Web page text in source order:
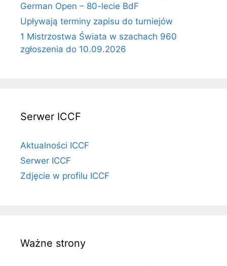
German Open – 80-lecie BdF
Upływają terminy zapisu do turniejów
1 Mistrzostwa Świata w szachach 960
zgłoszenia do 10.09.2026
Serwer ICCF
Aktualności ICCF
Serwer ICCF
Zdjęcie w profilu ICCF
Ważne strony